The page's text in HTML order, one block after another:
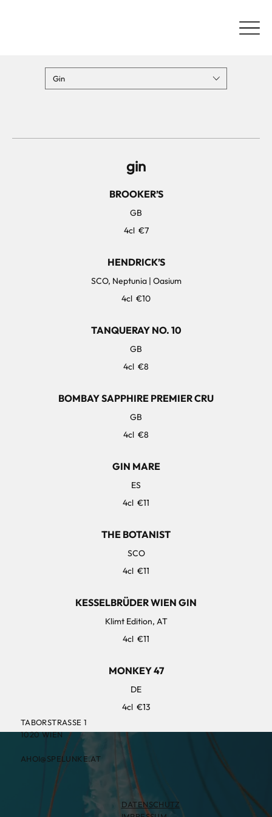
Gin
gin
BROOKER’S
GB
4cl €7
HENDRICK’S
SCO, Neptunia | Oasium
4cl €10
TANQUERAY NO. 10
GB
4cl €8
BOMBAY SAPPHIRE PREMIER CRU
GB
4cl €8
GIN MARE
ES
4cl €11
THE BOTANIST
SCO
4cl €11
KESSELBRÜDER WIEN GIN
Klimt Edition, AT
4cl €11
MONKEY 47
DE
4cl €13
TABORSTRASSE 1
1020 WIEN
AHOI@SPELUNKE.AT
DATENSCHUTZ